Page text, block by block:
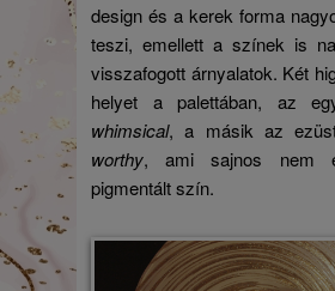
design és a kerek forma
teszi, emellett a színek is
visszafogott árnyalatok. Két
helyet a palettában, az
whimsical, a másik az
worthy, ami sajnos nem
pigmentált szín.